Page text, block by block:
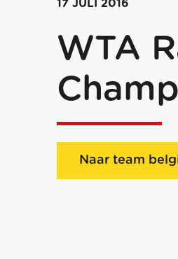
17 JULI 2016
WTA
Naar team